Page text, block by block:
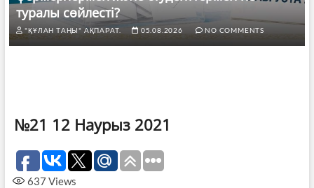
туралы сөйлесті?
"ҚҰЛАН ТАҢЫ" АҚПАРАТ. 05.08.2026 NO COMMENTS
№21 12 Наурыз 2021
637 Views